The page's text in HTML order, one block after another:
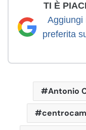
TI È
Aggiungi
preferita
Antonio